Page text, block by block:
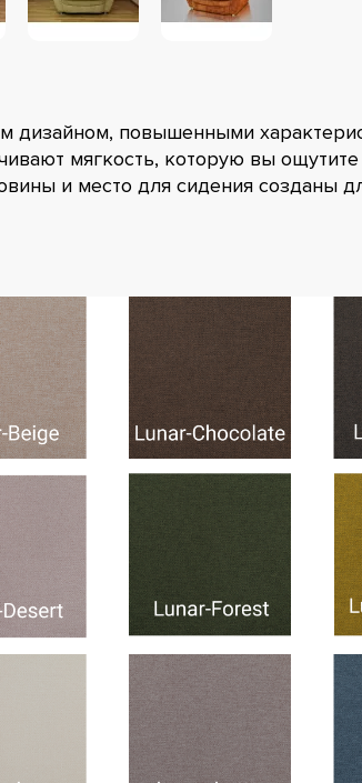
дизайном, повышенными
мягкость, которую вы
и место для сидения созданы